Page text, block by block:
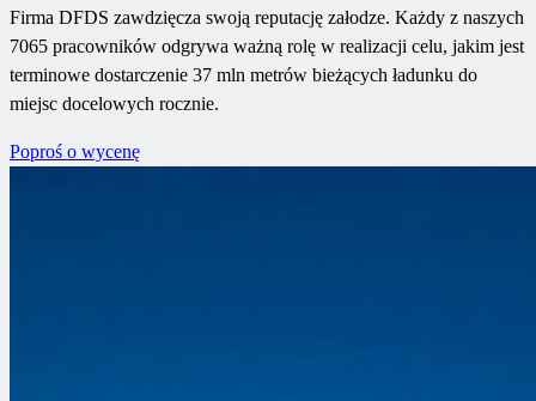
Firma DFDS zawdzięcza swoją reputację załodze. Każdy z naszych
7065 pracowników odgrywa ważną rolę w realizacji celu, jakim jest
terminowe dostarczenie 37 mln metrów bieżących ładunku do
miejsc docelowych rocznie.
Poproś o wycenę